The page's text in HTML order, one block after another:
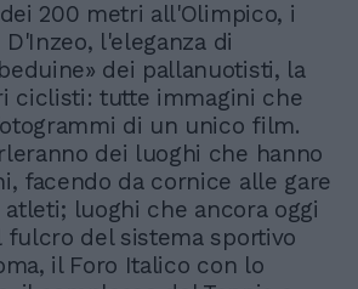
200 metri all'Olimpico, i
l'eleganza di
dei pallanuotisti, la
ciclisti: tutte immagini che
di un unico film.
dei luoghi che hanno
facendo da cornice alle gare
luoghi che ancora oggi
del sistema sportivo
il Foro Italico con lo